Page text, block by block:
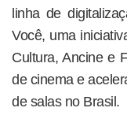
linha de
Você, uma
Cultura, Ancine e
de cinema e
de salas no Brasil.